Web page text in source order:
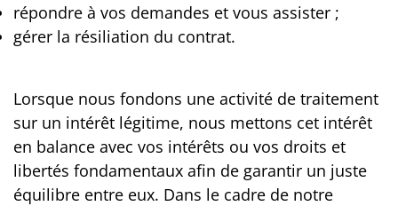
répondre à vos demandes et vous assister ;
gérer la résiliation du contrat.
Lorsque nous fondons une activité de traitement
sur un intérêt légitime, nous mettons cet intérêt
en balance avec vos intérêts ou vos droits et
libertés fondamentaux afin de garantir un juste
équilibre entre eux. Dans le cadre de notre